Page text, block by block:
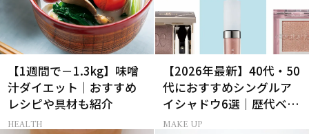
【1週間で－1.3kg】味噌
汁ダイエット｜おすすめ
レシピや具材も紹介
HEALTH
【2026年最新】40代・50
代におすすめシングルア
イシャドウ6選｜歴代ベス
トコスメ受賞まとめ
MAKE UP